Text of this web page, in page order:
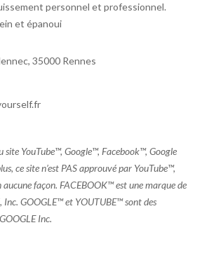
personnel et professionnel.
et épanoui
35000 Rennes
site YouTube™, Google™, Facebook™, Google
ce site n’est PAS approuvé par YouTube™,
façon. FACEBOOK™ est une marque de
Inc. GOOGLE™ et YOUTUBE™ sont des
Inc.